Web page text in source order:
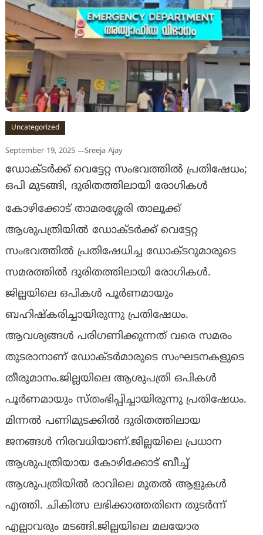
Uncategorized
September 19, 2025 Sreeja Ajay
ഡോക്ടർക്ക് വെട്ടേറ്റ സംഭവത്തിൽ പ്രതിഷേധം;
ഒപി മുടങ്ങി, ദുരിതത്തിലായി രോഗികൾ
കോഴിക്കോട് താമരശ്ശേരി താലൂക്ക്
ആശുപത്രിയിൽ ഡോക്ടർക്ക് വെട്ടേറ്റ
സംഭവത്തിൽ പ്രതിഷേധിച്ച ഡോക്ടറുമാരുടെ
സമരത്തിൽ ദുരിതത്തിലായി രോഗികൾ.
ജില്ലയിലെ ഒപികൾ പൂർണമായും
ബഹിഷ്കരിച്ചായിരുന്നു പ്രതിഷേധം.
ആവശ്യങ്ങൾ പരിഗണിക്കുന്നത് വരെ സമരം
തുടരാനാണ് ഡോക്ടർമാരുടെ സംഘടനകളുടെ
തീരുമാനം.ജില്ലയിലെ ആശുപത്രി ഒപികൾ
പൂർണമായും സ്തംഭിപ്പിച്ചായിരുന്നു പ്രതിഷേധം.
മിന്നൽ പണിമുടക്കിൽ ദുരിതത്തിലായ
ജനങ്ങൾ നിരവധിയാണ്.ജില്ലയിലെ പ്രധാന
ആശുപത്രിയായ കോഴിക്കോട് ബീച്ച്
ആശുപത്രിയിൽ രാവിലെ മുതൽ ആളുകൾ
എത്തി. ചികിത്സ ലഭിക്കാത്തതിനെ തുടർന്ന്
എല്ലാവരും മടങ്ങി.ജില്ലയിലെ മലയോര